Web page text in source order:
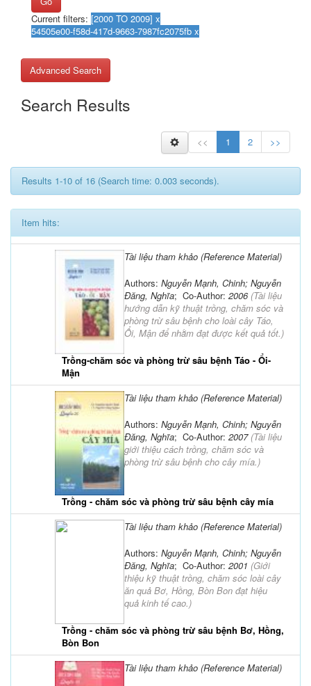
Current filters:
Advanced Search
Search Results
<< 1 2 >>
Results 1-10 of 16 (Search time: 0.003 seconds).
Item hits:
Tài liệu tham khảo (Reference Material)
Trồng-chăm sóc và phòng trừ sâu bệnh Táo - Ổi-
Mận
Authors: Nguyễn Mạnh, Chinh; Nguyễn
Đăng, Nghĩa; Co-Author: 2006(Tài liệu
hướng dẫn kỹ thuật trồng, chăm sóc và
phòng trừ sâu bệnh cho loài cây Táo,
Ổi, Mận để nhằm đạt được kết quả tốt.)
Tài liệu tham khảo (Reference Material)
Trồng - chăm sóc và phòng trừ sâu bệnh cây mía
Authors: Nguyễn Mạnh, Chinh; Nguyễn
Đăng, Nghĩa; Co-Author: 2007(Tài liệu
giới thiệu cách trồng, chăm sóc và
phòng trừ sâu bệnh cho cây mía.)
Tài liệu tham khảo (Reference Material)
Trồng - chăm sóc và phòng trừ sâu bệnh Bơ, Hồng,
Bòn Bon
Authors: Nguyễn Mạnh, Chinh; Nguyễn
Đăng, Nghĩa; Co-Author: 2001 (Giới
thiệu kỹ thuật trồng, chăm sóc loài cây
ăn quả Bơ, Hồng, Bòn Bon đạt hiệu
quả kinh tế cao.)
Tài liệu tham khảo (Reference Material)